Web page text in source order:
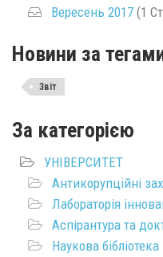
Вересень 2017 (1
Новини за
Звіт
За категорією
УНІВЕРСИТЕТ
Антикорупційні
Лабораторія
Аспірантура та
Наукова бібліотека